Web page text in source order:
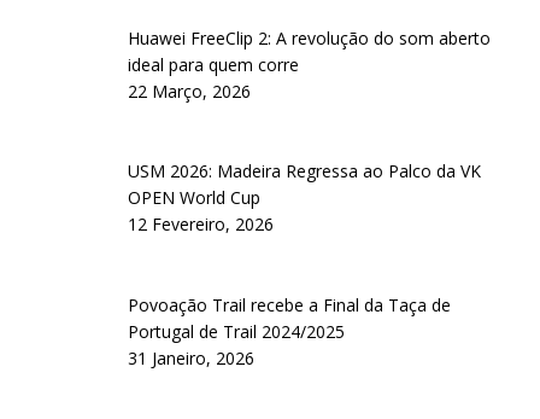
Huawei FreeClip 2: A revolução do som aberto
ideal para quem corre
22 Março, 2026
USM 2026: Madeira Regressa ao Palco da VK
OPEN World Cup
12 Fevereiro, 2026
Povoação Trail recebe a Final da Taça de
Portugal de Trail 2024/2025
31 Janeiro, 2026